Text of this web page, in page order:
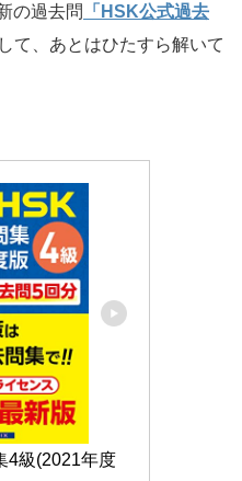
の過去問
「HSK公式過去
て、あとはひたすら解いて
4級(2021年度